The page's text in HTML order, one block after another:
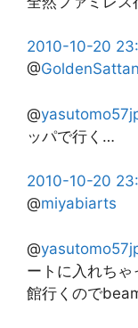
2010-10-20
@GoldenSattan
@
ッパで行く…
2010-10-20
@miyabiarts
@
ートに入れち
館行くので